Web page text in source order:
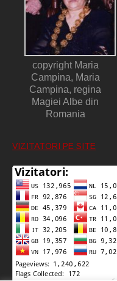
copyright Maria
Campina, Maria
Campina, regina
Magiei Albe din
Romania
VIZITATORI PE SITE